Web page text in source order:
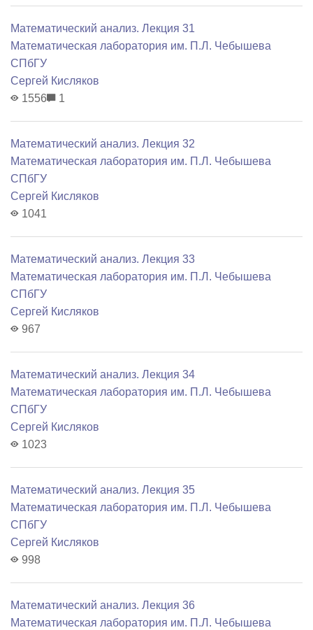
Математический анализ. Лекция 31
Математичеcкая лаборатория им. П.Л. Чебышева
СПбГУ
Сергей Кисляков
1556
1
Математический анализ. Лекция 32
Математичеcкая лаборатория им. П.Л. Чебышева
СПбГУ
Сергей Кисляков
1041
Математический анализ. Лекция 33
Математичеcкая лаборатория им. П.Л. Чебышева
СПбГУ
Сергей Кисляков
967
Математический анализ. Лекция 34
Математичеcкая лаборатория им. П.Л. Чебышева
СПбГУ
Сергей Кисляков
1023
Математический анализ. Лекция 35
Математичеcкая лаборатория им. П.Л. Чебышева
СПбГУ
Сергей Кисляков
998
Математический анализ. Лекция 36
Математичеcкая лаборатория им. П.Л. Чебышева